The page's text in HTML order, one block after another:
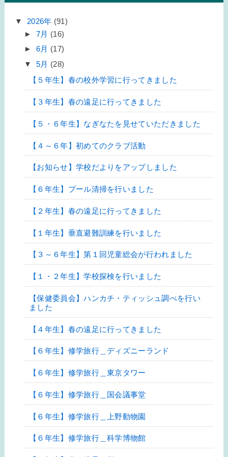
▼ 2026年 (91)
► 7月 (16)
► 6月 (17)
▼ 5月 (28)
【５年生】春の校外学習に行ってきました
【３年生】春の遠足に行ってきました
【５・６年生】なぎなたを見せていただきました
【４～６年】初めてのクラブ活動
【お知らせ】学校だよりをアップしました
【６年生】プール清掃を行いました
【２年生】春の遠足に行ってきました
【１年生】垂直避難訓練を行いました
【３～６年生】第１回児童総会が行われました
【１・２年生】学校探検を行いました
【保健委員会】ハンカチ・ティッシュ調べを行い
ました
【４年生】春の遠足に行ってきました
【６年生】修学旅行＿ディズニーランド
【６年生】修学旅行＿東京タワー
【６年生】修学旅行＿国会議事堂
【６年生】修学旅行＿上野動物園
【６年生】修学旅行＿科学博物館